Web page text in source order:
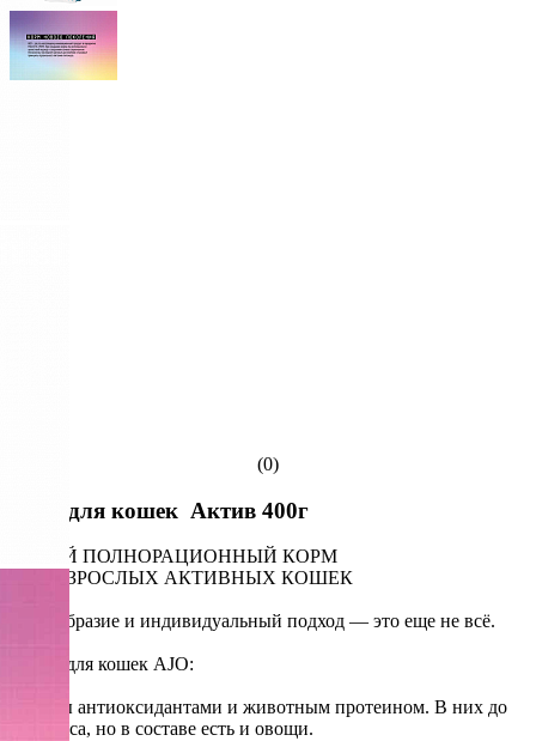
(0)
АЙО для кошек Актив 400г
СУХОЙ ПОЛНОРАЦИОННЫЙ КОРМ
ДЛЯ ВЗРОСЛЫХ АКТИВНЫХ КОШЕК
Разнообразие и индивидуальный подход — это еще не всё.
Корма для кошек AJO:
Богаты антиоксидантами и животным протеином. В них до
37% мяса, но в составе есть и овощи.